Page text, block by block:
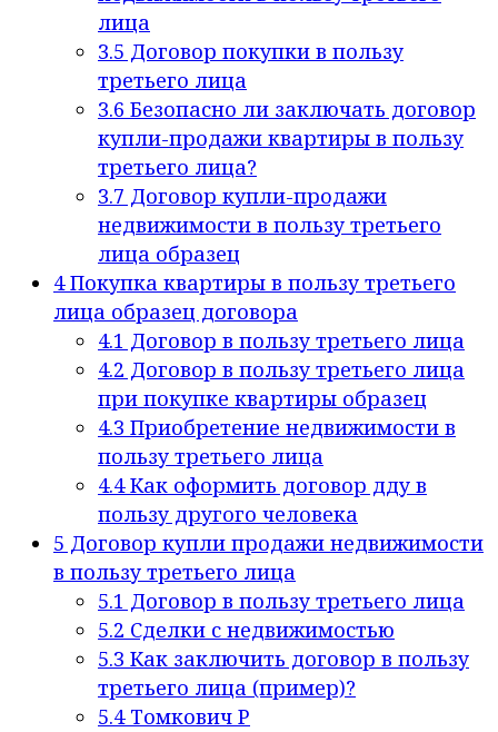
лица
3.5 Договор покупки в пользу
третьего лица
3.6 Безопасно ли заключать договор
купли-продажи квартиры в пользу
третьего лица?
3.7 Договор купли-продажи
недвижимости в пользу третьего
лица образец
4Покупка квартиры в пользу третьего
лица образец договора
4.1 Договор в пользу третьего лица
4.2 Договор в пользу третьего лица
при покупке квартиры образец
4.3 Приобретение недвижимости в
пользу третьего лица
4.4Как оформить договор дду в
пользу другого человека
5 Договор купли продажи недвижимости
в пользу третьего лица
5.1 Договор в пользу третьего лица
5.2 Сделки с недвижимостью
5.3 Как заключить договор в пользу
третьего лица (пример)?
5.4Томкович Р